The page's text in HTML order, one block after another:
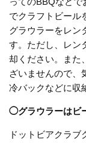
でクラフトビール
グラウラーをレン
す。ただし、レン
却ください。また
ざいませんので、
冷バックなどに収
◯グラウラーはビ
ドットビアクラブ